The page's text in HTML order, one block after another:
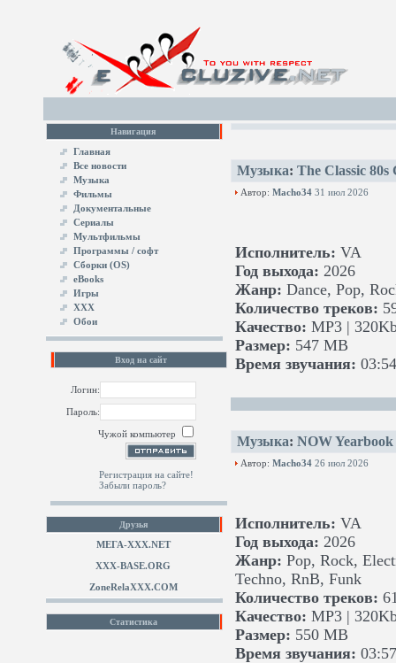
Навигация
Главная
Все новости
Музыка
Фильмы
Документальные
Сериалы
Мультфильмы
Программы / софт
Сборки (OS)
eBooks
Игры
XXX
Обои
Вход на сайт
Логин:
Пароль:
Чужой компьютер
Регистрация на сайте!
Забыли пароль?
Друзья
МЕГА-ХХХ.NET
XXX-BASE.ORG
ZoneRelaXXX.COM
Статистика
Музыка: The Classic
Автор: Macho34 31 июл 2026
Исполнитель: VA
Год выхода: 2026
Жанр: Dance, Pop,
Количество треков:
Качество: MP3 |
Размер: 547 MB
Время звучания:
Музыка: NOW
Автор: Macho34 26 июл 2026
Исполнитель: VA
Год выхода: 2026
Жанр: Pop, Rock,
Techno, RnB, Funk
Количество треков:
Качество: MP3 |
Размер: 550 MB
Время звучания: